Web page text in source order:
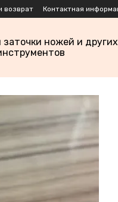
возврат Контактная
заточки ножей и других